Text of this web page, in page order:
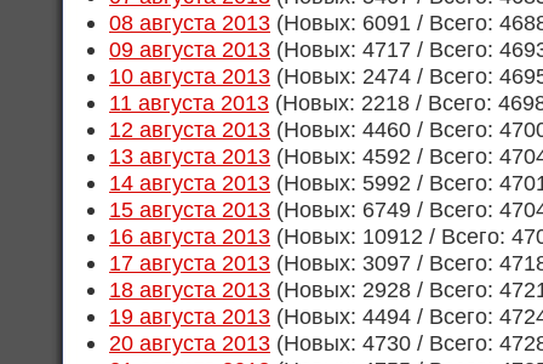
08 августа 2013 (Новых: 6091 / Всего:
09 августа 2013 (Новых: 4717 / Всего:
10 августа 2013 (Новых: 2474 / Всего:
11 августа 2013 (Новых: 2218 / Всего:
12 августа 2013 (Новых: 4460 / Всего:
13 августа 2013 (Новых: 4592 / Всего:
14 августа 2013 (Новых: 5992 / Всего:
15 августа 2013 (Новых: 6749 / Всего:
16 августа 2013 (Новых: 10912 / Всего:
17 августа 2013 (Новых: 3097 / Всего:
18 августа 2013 (Новых: 2928 / Всего:
19 августа 2013 (Новых: 4494 / Всего:
20 августа 2013 (Новых: 4730 / Всего: